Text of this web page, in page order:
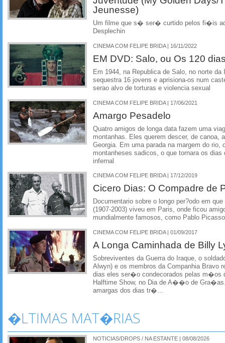
Jeunesse)
Um filme que s� ser� curtido pelos fi�is
Desplechin
CINEMA COM FELIPE BRIDA | 16/11/2022
EM DVD: Salo, ou Os 120
Em 1944, na Republica de Salo, no norte
sequestra 16 jovens e aprisiona-os num
serao alvo de torturas e violencia sexual
CINEMA COM FELIPE BRIDA | 17/06/2021
Amargo Pesadelo
Quatro amigos de longa data fazem uma
montanhas. Eles querem descer, de canoa,
Georgia. Em uma parada na margem do rio,
montanheses sadicos, o que tornara os
infernal
CINEMA COM FELIPE BRIDA | 17/12/2019
Cicero Dias: O Compadre de
Documentario sobre o longo per?odo em
(1907-2003) viveu em Paris, onde ficou
mundialmente famosos, como Pablo
CINEMA COM FELIPE BRIDA | 01/09/2017
A Longa Caminhada de Billy
Sobreviventes da Guerra do Iraque, o
Alwyn) e os membros da Companhia Bravo
dias eles ser�o condecorados pelas m�os
Halftime Show, no Dia de A��o de
amargas dos dias tr�...
�LTIMAS MAT�RIAS
NOTICIAS/DROPS / NA ESTANTE | 08/08/2026